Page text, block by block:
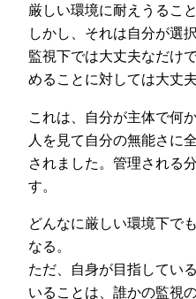
厳しい環境に耐えうるこ
しかし、それは自分が選
監視下では大丈夫なだけ
めることに対しては大丈
これは、自分が主体で何
人を見て自分の無能さに
されました。管理される
す。
どんなに厳しい環境下で
なる。
ただ、自身が目指してい
いることは、誰かの監視